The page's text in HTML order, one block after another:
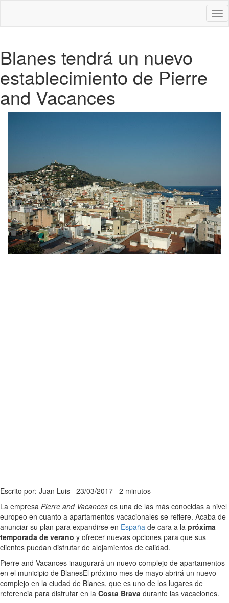
Blanes tendrá un nuevo
establecimiento de Pierre
and Vacances
Escrito por: Juan Luis 23/03/2017 2 minutos
La empresa Pierre and Vacances es una de las más conocidas a nivel
europeo en cuanto a apartamentos vacacionales se refiere. Acaba de
anunciar su plan para expandirse en España de cara a la próxima
temporada de verano y ofrecer nuevas opciones para que sus
clientes puedan disfrutar de alojamientos de calidad.
Pierre and Vacances inaugurará un nuevo complejo de apartamentos
en el municipio de BlanesEl próximo mes de mayo abrirá un nuevo
complejo en la ciudad de Blanes, que es uno de los lugares de
referencia para disfrutar en la Costa Brava durante las vacaciones.